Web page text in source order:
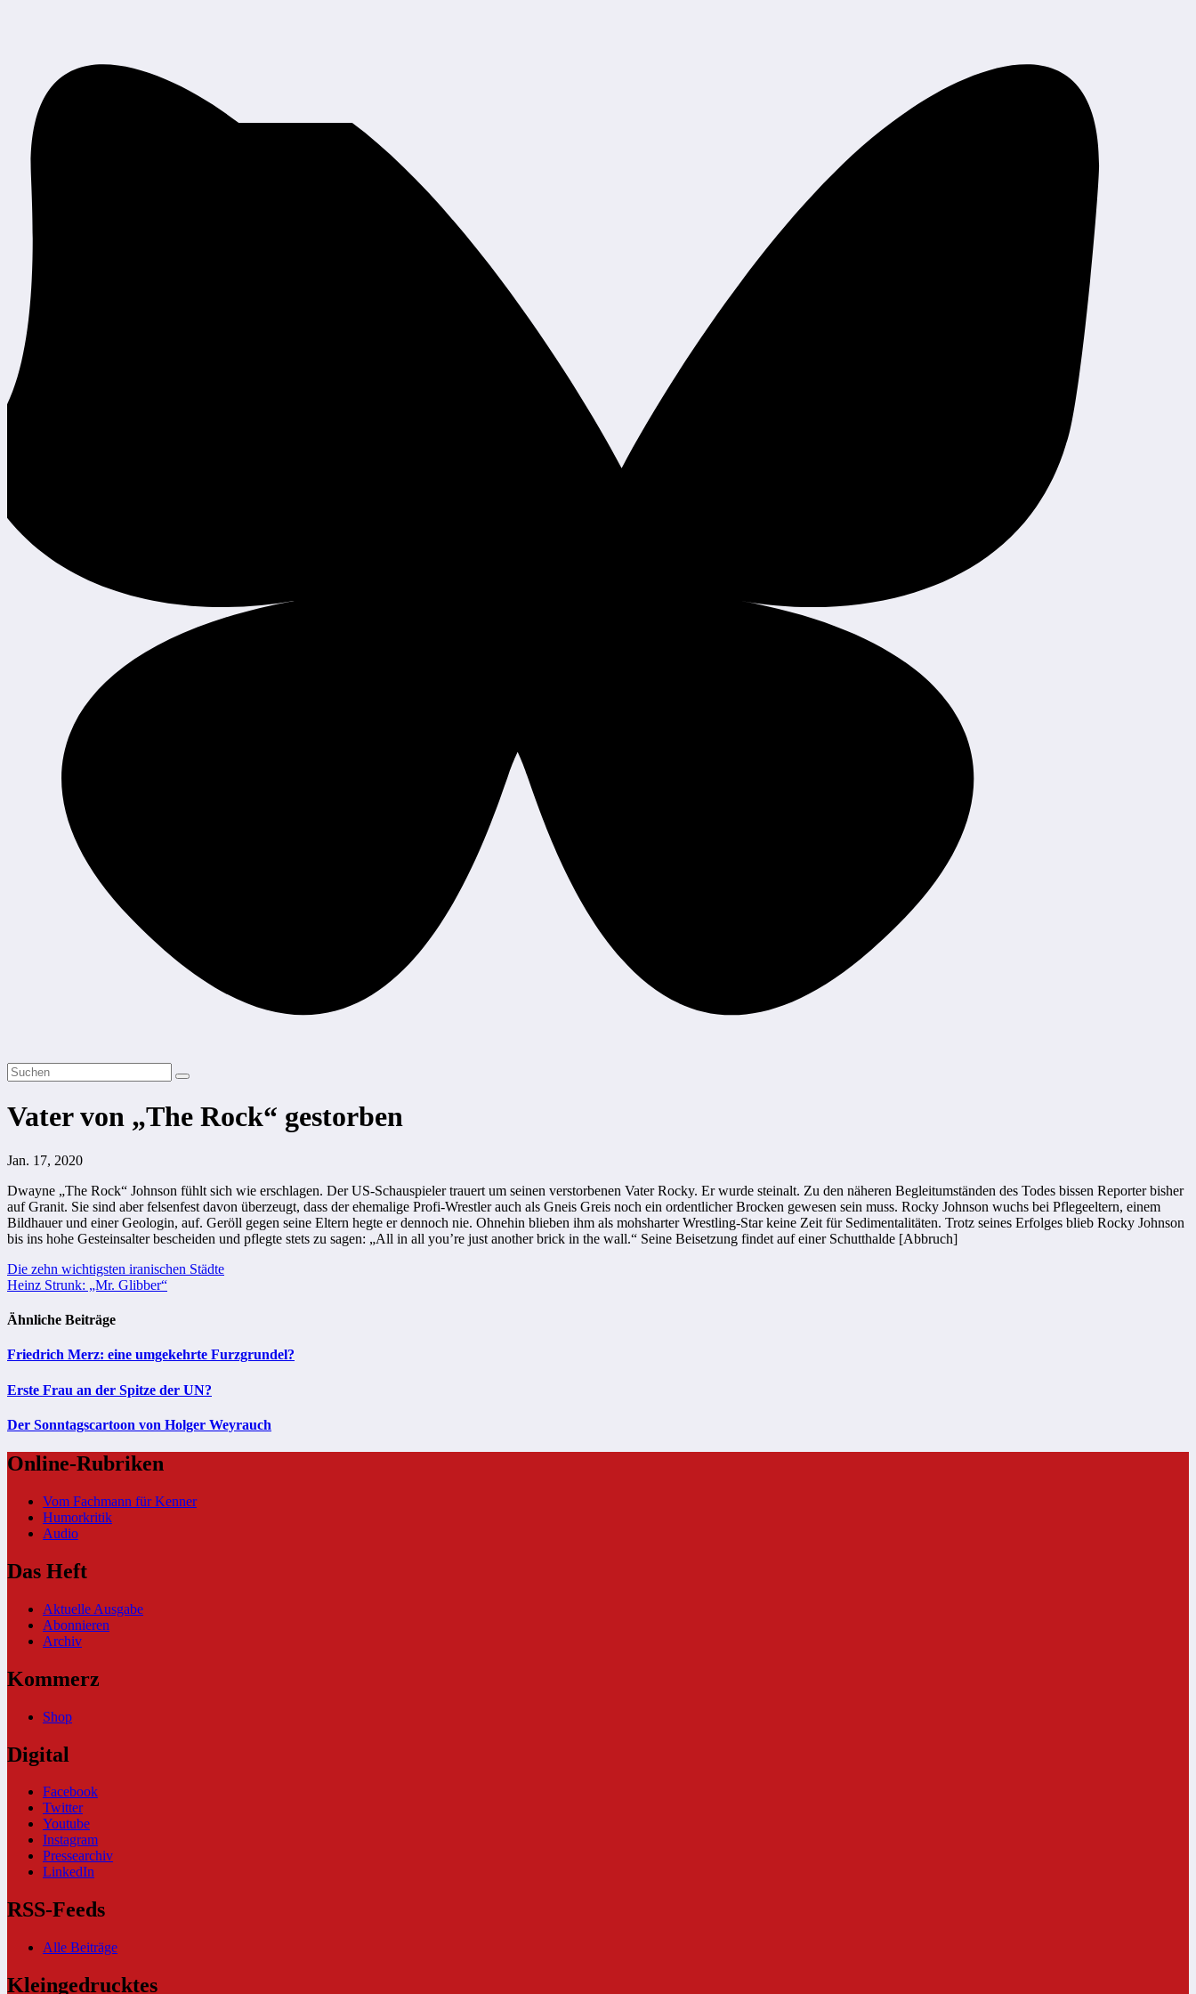
Vater von „The Rock“ gestorben
Jan. 17, 2020
Dwayne „The Rock“ Johnson fühlt sich wie erschlagen. Der US-Schauspieler trauert um seinen verstorbenen Vater Rocky. Er wurde steinalt. Zu den näheren Begleitumständen des Todes bissen Reporter bisher
auf Granit. Sie sind aber felsenfest davon überzeugt, dass der ehemalige Profi-Wrestler auch als Gneis Greis noch ein ordentlicher Brocken gewesen sein muss. Rocky Johnson wuchs bei Pflegeeltern, einem
Bildhauer und einer Geologin, auf. Geröll gegen seine Eltern hegte er dennoch nie. Ohnehin blieben ihm als mohsharter Wrestling-Star keine Zeit für Sedimentalitäten. Trotz seines Erfolges blieb Rocky Johnson
bis ins hohe Gesteinsalter bescheiden und pflegte stets zu sagen: „All in all you’re just another brick in the wall.“ Seine Beisetzung findet auf einer Schutthalde [Abbruch]
Beitragsnavigation
Die zehn wichtigsten iranischen Städte
Heinz Strunk: „Mr. Glibber“
Ähnliche Beiträge
Friedrich Merz: eine umgekehrte Furzgrundel?
Erste Frau an der Spitze der UN?
Der Sonntagscartoon von Holger Weyrauch
Online-Rubriken
Vom Fachmann für Kenner
Humorkritik
Audio
Das Heft
Aktuelle Ausgabe
Abonnieren
Archiv
Kommerz
Shop
Digital
Facebook
Twitter
Youtube
Instagram
Pressearchiv
LinkedIn
RSS-Feeds
Alle Beiträge
Kleingedrucktes